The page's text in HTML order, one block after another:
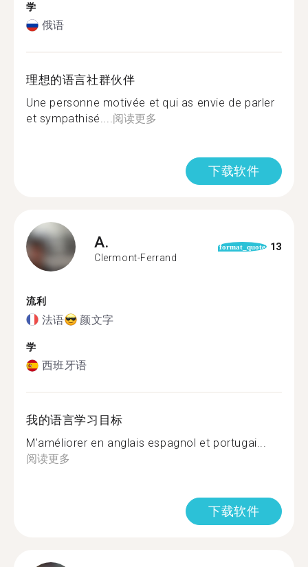
学
俄语
理想的语言社群伙伴
Une personne motivée et qui as envie de parler
et sympathisé....阅读更多
下载软件
A.
Clermont-Ferrand
format_quote 13
流利
法语 颜文字
学
西班牙语
我的语言学习目标
M'améliorer en anglais espagnol et portugai...
阅读更多
下载软件